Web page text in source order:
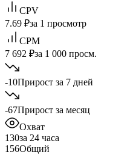
CPV
7.69 ₽за 1 просмотр
CPM
7 692 ₽за 1 000 просм.
-10Прирост за 7 дней
-67Прирост за месяц
Охват
130за 24 часа
156Общий